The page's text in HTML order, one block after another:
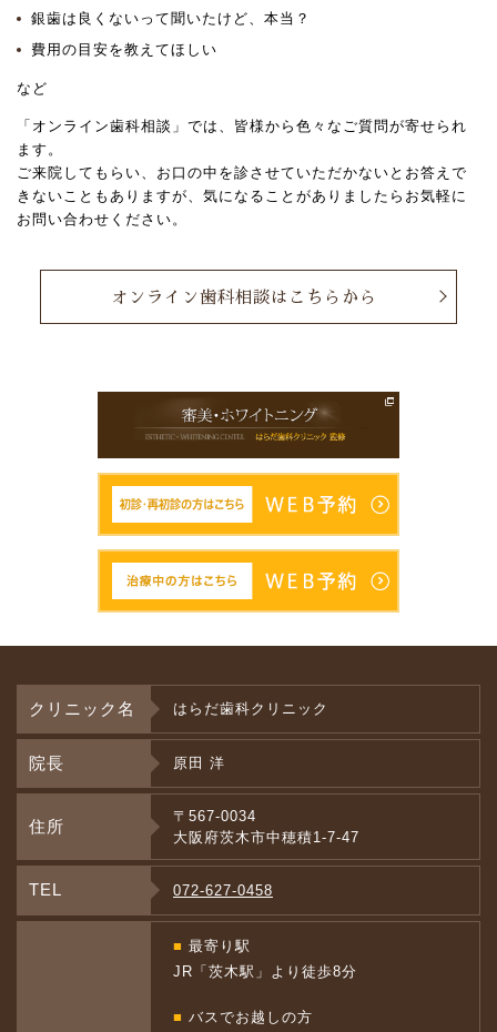
銀歯は良くないって聞いたけど、本当？
費用の目安を教えてほしい
など
「オンライン歯科相談」では、皆様から色々なご質問が寄せられ
ます。
ご来院してもらい、お口の中を診させていただかないとお答えで
きないこともありますが、気になることがありましたらお気軽に
お問い合わせください。
オンライン歯科相談はこちらから
クリニック名 はらだ歯科クリニック
院長 原田 洋
住所
〒567-0034
大阪府茨木市中穂積1-7-47
TEL 072-627-0458
■ 最寄り駅
JR「茨木駅」より徒歩8分
■ バスでお越しの方